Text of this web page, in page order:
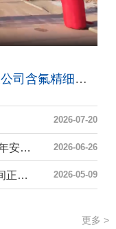
热烈祝贺福建省建阳金石氟业有限公司含氟精细化学品（一期）项目竣工投产
2026-07-20
学安全，除隐患 | 我司扎实开展2026年安全生产月系列活动 2026-06-26
喜报 | 我司电子冷却液项目氟化液车间正式投产！ 2026-05-09
更多 >